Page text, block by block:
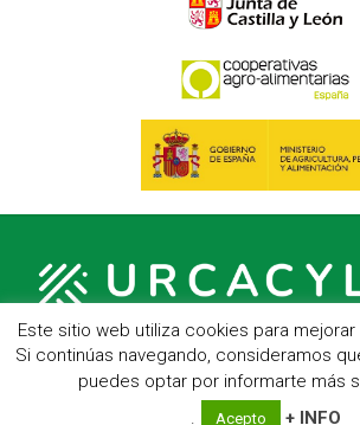
C/ Hípica, 1,
Telf.: 983 23 95 15 - Fax: 983
Este sitio web utiliza cookies para
Si continúas navegando, consideramos
puedes optar por informarte más
.
Acepto + INFO